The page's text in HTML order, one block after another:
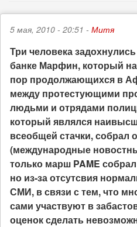
5 мая, 2010 - 20:51 - Митя
Три человека
банке Марфин, который
пор продолжающихся в
между протестующими
людьми и отрядами
который являлся
всеобщей стачки, собрал
(международные
только марш PAME
но из-за отсутсвия
СМИ, в связи с тем, что
сами участвуют в
оценок сделать